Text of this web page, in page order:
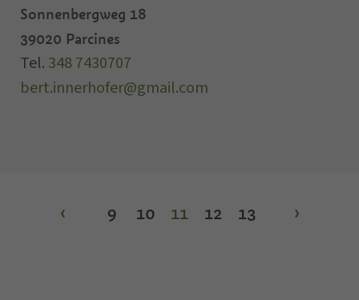
Sonnenbergweg 18
39020 Parcines
Tel. 348 7430707
bert.innerhofer@gmail.com
‹ 9 10 11 12 13 ›